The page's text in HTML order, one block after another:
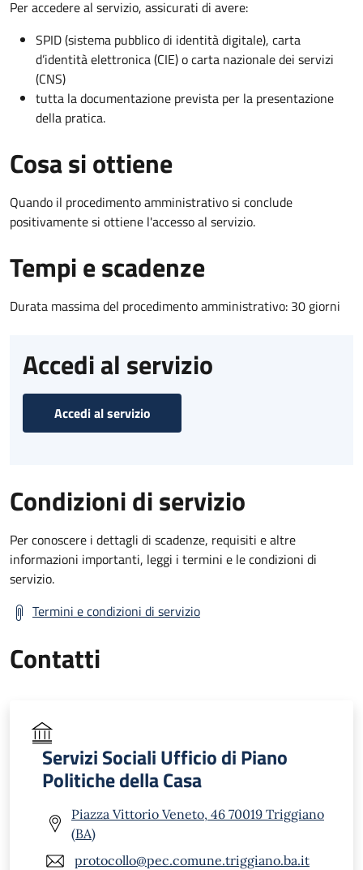
Per accedere al servizio, assicurati di avere:
SPID (sistema pubblico di identità digitale), carta
d’identità elettronica (CIE) o carta nazionale dei servizi
(CNS)
tutta la documentazione prevista per la presentazione
della pratica.
Cosa si ottiene
Quando il procedimento amministrativo si conclude
positivamente si ottiene l'accesso al servizio.
Tempi e scadenze
Durata massima del procedimento amministrativo: 30 giorni
Accedi al servizio
Accedi al servizio
Condizioni di servizio
Per conoscere i dettagli di scadenze, requisiti e altre
informazioni importanti, leggi i termini e le condizioni di
servizio.
Termini e condizioni di servizio
Contatti
Servizi Sociali Ufficio di Piano
Politiche della Casa
Piazza Vittorio Veneto, 46 70019 Triggiano
(BA)
protocollo@pec.comune.triggiano.ba.it